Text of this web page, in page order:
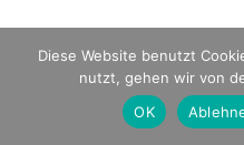
Diese Website benutzt
nutzt, gehen wir von
OK